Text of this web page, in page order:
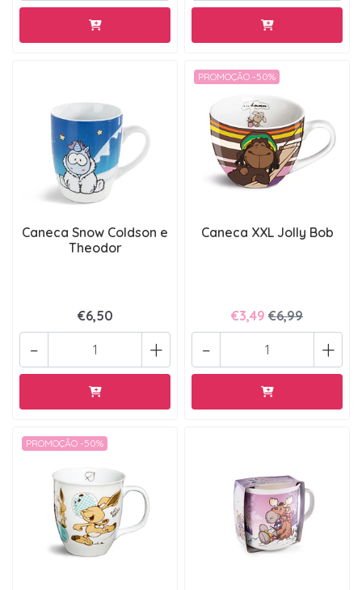
Caneca Snow Coldson e
Theodor
€6,50
+
-
PROMOÇÃO -50%
Caneca XXL Jolly Bob
€3,49 €6,99
+
-
PROMOÇÃO -50%